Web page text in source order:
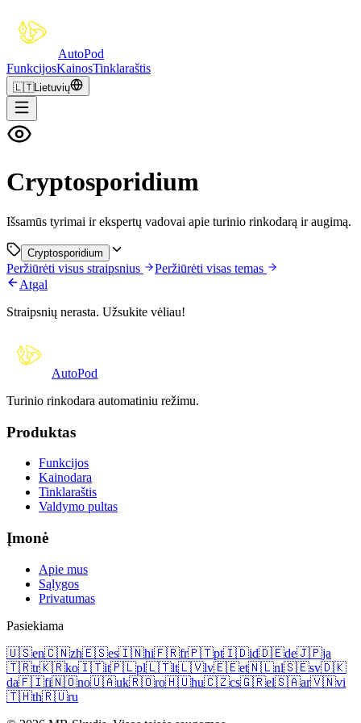
AutoPod
FunkcijosKainosTinklaraštis
🇱🇹Lietuvių
Cryptosporidium
Išsamūs tyrimai ir ekspertų vadovai apie turinio rinkodarą ir augimą.
Cryptosporidium
Peržiūrėti visus straipsnius
Peržiūrėti visas temas
Atgal
Straipsnių nerasta. Užsukite vėliau!
AutoPod
Turinio rinkodara automatiniu režimu.
Produktas
Funkcijos
Kainodara
Tinklaraštis
Valdymo pultas
Įmonė
Apie mus
Sąlygos
Privatumas
Pasiekiama
🇺🇸en🇨🇳zh🇪🇸es🇮🇳hi🇫🇷fr🇵🇹pt🇮🇩id🇩🇪de🇯🇵ja
🇹🇷tr🇰🇷ko🇮🇹it🇵🇱pl🇱🇹lt🇱🇻lv🇪🇪et🇳🇱nl🇸🇪sv🇩🇰
da🇫🇮fi🇳🇴no🇺🇦uk🇷🇴ro🇭🇺hu🇨🇿cs🇬🇷el🇸🇦ar🇻🇳vi
🇹🇭th🇷🇺ru